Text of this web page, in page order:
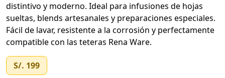
distintivo y moderno. Ideal para infusiones de hojas
sueltas, blends artesanales y preparaciones especiales.
Fácil de lavar, resistente a la corrosión y perfectamente
compatible con las teteras Rena Ware.
S/. 199